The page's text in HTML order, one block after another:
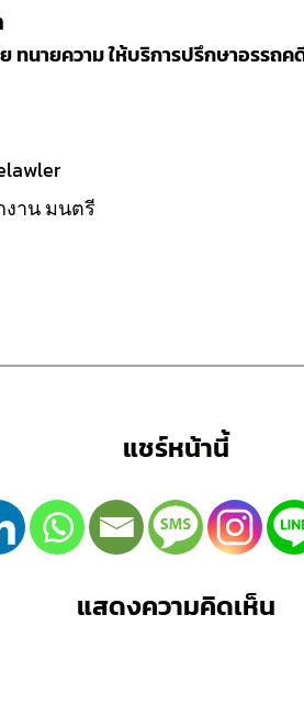
ทนายความ ให้บริการปรึกษาอรรถค
งาน มนตรี
แชร์หน้านี้
แสดงความคิดเห็น